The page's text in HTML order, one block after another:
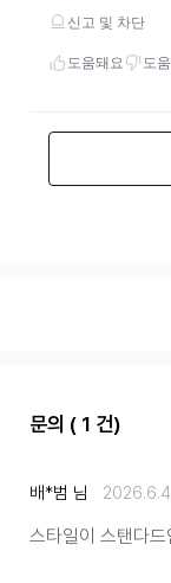
문의 ( 1 건)
배*범 님 2026.6.4
스타일이 스탠다